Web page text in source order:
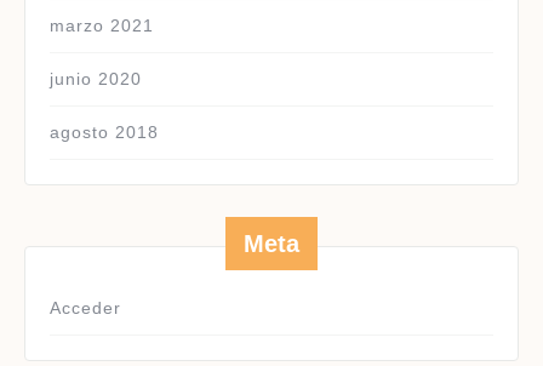
marzo 2021
junio 2020
agosto 2018
Meta
Acceder